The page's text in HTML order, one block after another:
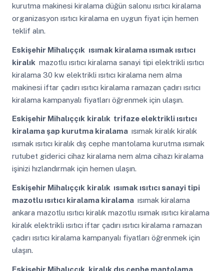
kurutma makinesi kiralama düğün salonu ısıtıcı kiralama
organizasyon ısıtıcı kiralama en uygun fiyat için hemen
teklif alın.
Eskişehir Mihalıççık ısımak kiralama ısımak ısıtıcı
kiralık mazotlu ısıtıcı kiralama sanayi tipi elektrikli ısıtıcı
kiralama 30 kw elektrikli ısıtıcı kiralama nem alma
makinesi iftar çadırı ısıtıcı kiralama ramazan çadırı ısıtıcı
kiralama kampanyalı fiyatları öğrenmek için ulaşın.
Eskişehir Mihalıççık kiralık trifaze elektrikli ısıtıcı
kiralama şap kurutma kiralama ısımak kiralık kiralık
ısımak ısıtıcı kiralık dış cephe mantolama kurutma ısımak
rutubet giderici cihaz kiralama nem alma cihazı kiralama
işinizi hızlandırmak için hemen ulaşın.
Eskişehir Mihalıççık kiralık ısımak ısıtıcı sanayi tipi
mazotlu ısıtıcı kiralama kiralama ısımak kiralama
ankara mazotlu ısıtıcı kiralık mazotlu ısımak ısıtıcı kiralama
kiralık elektrikli ısıtıcı iftar çadırı ısıtıcı kiralama ramazan
çadırı ısıtıcı kiralama kampanyalı fiyatları öğrenmek için
ulaşın.
Eskişehir Mihalıççık kiralık dış cephe mantolama